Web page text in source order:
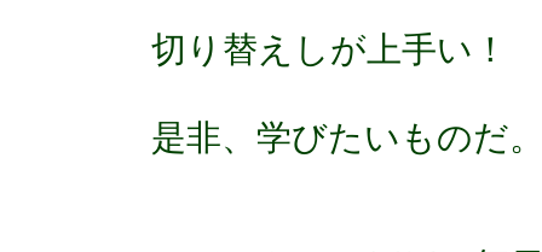
切り替えしが上手い！
是非、学びたいものだ